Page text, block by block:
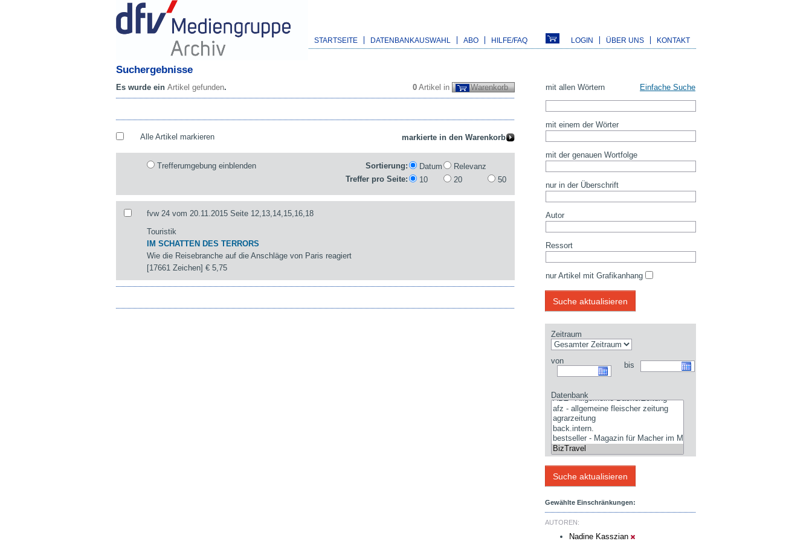
STARTSEITE DATENBANKAUSWAHL ABO HILFE/FAQ LOGIN ÜBER UNS KONTAKT
Suchergebnisse
0 Artikel in Warenkorb
Es wurde ein Artikel gefunden.
Alle Artikel markieren
Trefferumgebung einblenden Sortierung: Datum
Relevanz
Treffer pro Seite:
10 20 50
fvw 24 vom 20.11.2015 Seite 12,13,14,15,16,18
Touristik
IM SCHATTEN DES TERRORS
Wie die Reisebranche auf die Anschläge von Paris reagiert
[17661 Zeichen]€ 5,75
mit allen Wörtern Einfache Suche
mit einem der Wörter
mit der genauen Wortfolge
nur in der Überschrift
Autor
Ressort
nur Artikel mit Grafikanhang
Zeitraum
von bis
Datenbank
Gewählte Einschränkungen:
AUTOREN:
Nadine Kasszian